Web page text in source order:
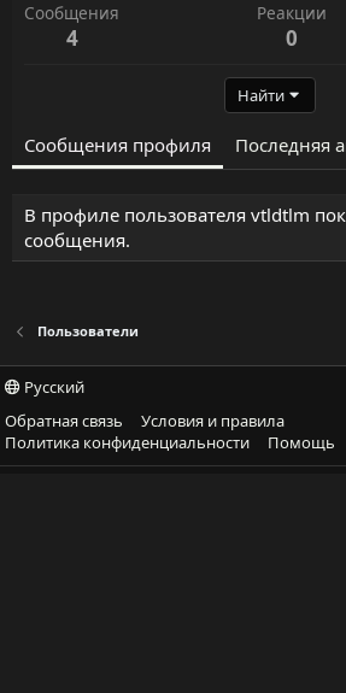
Сообщения
4
Реакции
0
Найти
Сообщения профиля Последняя
В профиле пользователя vtldtlm
сообщения.
Пользователи
Русский
Обратная связь
Условия и правила
Политика конфиденциальности
Помощь